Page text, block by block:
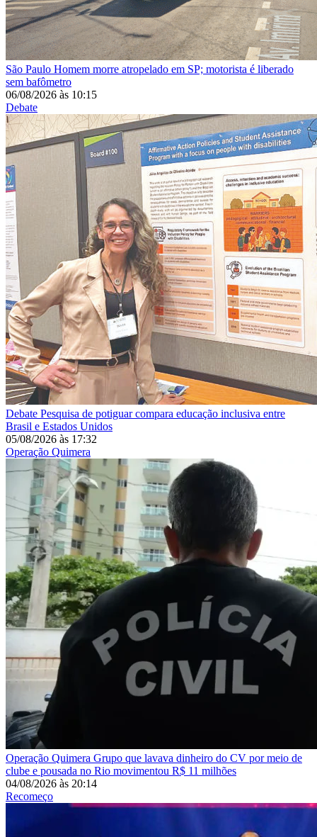
São Paulo Homem morre atropelado em SP; motorista é liberado
sem bafômetro
06/08/2026 às 10:15
Debate
Debate Pesquisa de potiguar compara educação inclusiva entre
Brasil e Estados Unidos
05/08/2026 às 17:32
Operação Quimera
Operação Quimera Grupo que lavava dinheiro do CV por meio de
clube e pousada no Rio movimentou R$ 11 milhões
04/08/2026 às 20:14
Recomeço